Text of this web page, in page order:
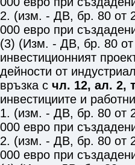
2. (изм. - ДВ, бр. 80 от
000 евро при
(3) (Изм. - ДВ, бр. 80 от
инвестиционният
дейности от
връзка с чл. 12, ал. 2,
инвестициите и
1. (изм. - ДВ, бр. 80 от
000 евро при
2. (изм. - ДВ, бр. 80 от
000 евро при